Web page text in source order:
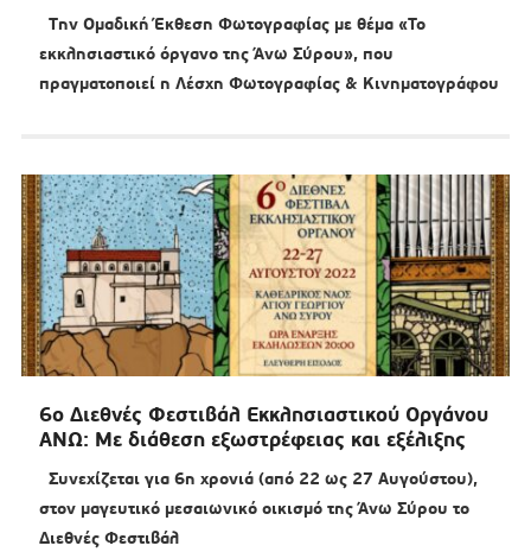
Tην Ομαδική Έκθεση Φωτογραφίας με θέμα «Το
εκκλησιαστικό όργανο της Άνω Σύρου», που
πραγματοποιεί η Λέσχη Φωτογραφίας & Κινηματογράφου
6ο Διεθνές Φεστιβάλ Εκκλησιαστικού Οργάνου
ΑΝΩ: Με διάθεση εξωστρέφειας και εξέλιξης
Συνεχίζεται για 6η χρονιά (από 22 ως 27 Αυγούστου),
στον μαγευτικό μεσαιωνικό οικισμό της Άνω Σύρου το
Διεθνές Φεστιβάλ